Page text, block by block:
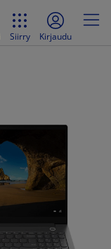
Siirry Kirjaudu